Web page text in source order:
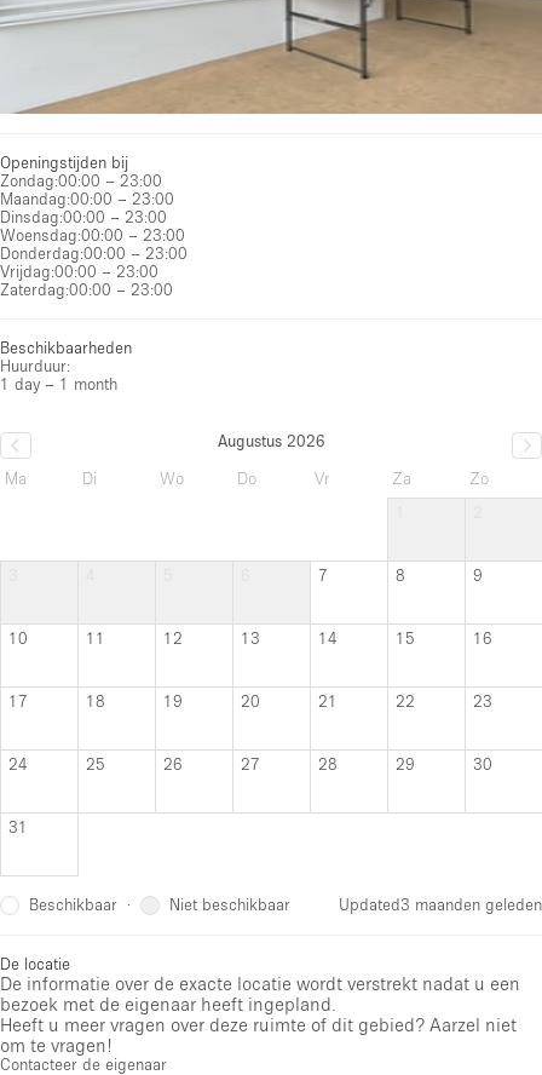
Openingstijden bij
Zondag:00:00 – 23:00
Maandag:00:00 – 23:00
Dinsdag:00:00 – 23:00
Woensdag:00:00 – 23:00
Donderdag:00:00 – 23:00
Vrijdag:00:00 – 23:00
Zaterdag:00:00 – 23:00
Beschikbaarheden
Huurduur:
1 day – 1 month
Augustus 2026
Ma
Di Wo Do Vr Za
Zo
7 8 9
10 11 12 13 14 15 16
17 18 19 20 21 22 23
24 25 26 27 28 29 30
31
Beschikbaar · Niet beschikbaar Updated3 maanden geleden
De locatie
De informatie over de exacte locatie wordt verstrekt nadat u een
bezoek met de eigenaar heeft ingepland.
Heeft u meer vragen over deze ruimte of dit gebied? Aarzel niet
om te vragen!
Contacteer de eigenaar